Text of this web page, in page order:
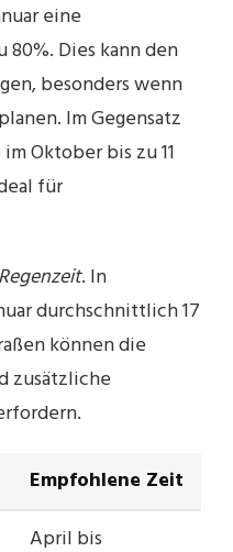
eine
Dies kann den
besonders wenn
Im Gegensatz
Oktober bis zu 11
für
Regenzeit. In
durchschnittlich 17
können die
zusätzliche
Empfohlene Zeit
April bis